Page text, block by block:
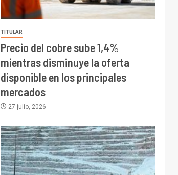
TITULAR
Precio del cobre sube 1,4%
mientras disminuye la oferta
disponible en los principales
mercados
27 julio, 2026